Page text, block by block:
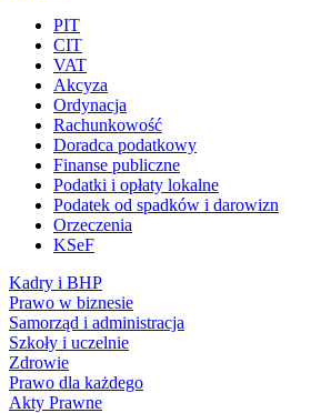
PIT
CIT
VAT
Akcyza
Ordynacja
Rachunkowość
Doradca podatkowy
Finanse publiczne
Podatki i opłaty lokalne
Podatek od spadków i darowizn
Orzeczenia
KSeF
Kadry i BHP
Prawo w biznesie
Samorząd i administracja
Szkoły i uczelnie
Zdrowie
Prawo dla każdego
Akty Prawne